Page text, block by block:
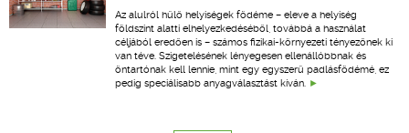
ÉPÍTÉSI JOG
ONLINE KÉPZÉSEK
TERVEZÉSI SEGÉDLETEK
Az alulról hűlő helyiségek födéme – eleve a helyiség
földszint alatti elhelyezkedéséből, továbbá a használat
céljából eredően is – számos fizikai-környezeti tényezőnek ki
van téve. Szigetelésének lényegesen ellenállóbbnak és
öntartónak kell lennie, mint egy egyszerű padlásfödémé, ez
pedig speciálisabb anyagválasztást kíván.